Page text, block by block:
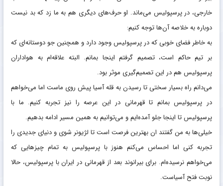
خارجی، در پرسپولیس می‌ماند. او حرف‌های دیگری هم به ما زد که بد نیست
دوباره به خلاصه آن‌ها توجه کنیم:
به خاطر فضای خوبی که در پرسپولیس وجود دارد و همچنین جو دوستانه‌ای که
بر تیم حاکم است، تصمیم گرفتم اینجا بمانم. البته علاقه‌ام به هواداران
پرسپولیس هم در این تصمیم‌گیری موثر بود.
می‌دانم راه بسیار سختی تا رسیدن به قله آسیا پیش روی ماست اما می‌خواهم
در پرسپولیس بمانم تا قهرمانی در این عرصه را نیز تجربه کنیم. ما با
پرسپولیس تا اینجا جلو آمده‌ایم و می‌توانیم به همین مسیر ادامه بدهیم.
خیلی‌ها به من گفتند ان بهترین فرصت است تا لژیونر شوی و دنیای جدیدی را
تجربه کنی اما احساس می‌کنم هنوز با پرسپولیس به تمام چیزهایی که
می‌خواهم نرسیده‌ام. برای بیرانوند بعد از قهرمانی در ایران با پرسپولیس، حالا
نوبت فتح آسیاست.